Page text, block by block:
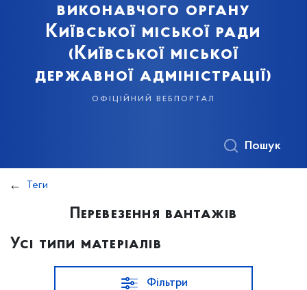
виконавчого органу
Київської міської ради
(Київської міської
державної адміністрації)
офіційний вебпортал
Пошук
Теги
Перевезення вантажів
Усі типи матеріалів
Фільтри